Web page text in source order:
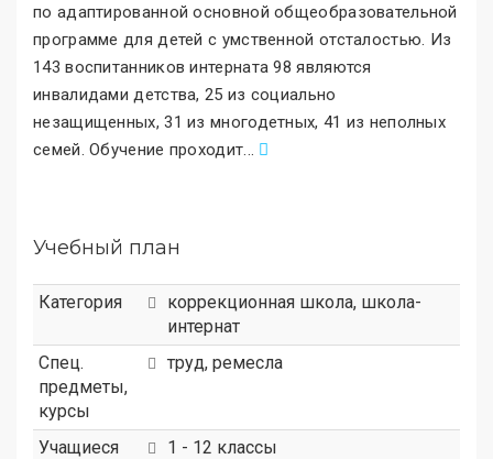
по адаптированной основной общеобразовательной
программе для детей с умственной отсталостью. Из
143 воспитанников интерната 98 являются
инвалидами детства, 25 из социально
незащищенных, 31 из многодетных, 41 из неполных
семей. Обучение проходит...
Учебный план
Категория коррекционная школа, школа-
интернат
Спец.
предметы,
курсы
труд, ремесла
Учащиеся
1 - 12 классы